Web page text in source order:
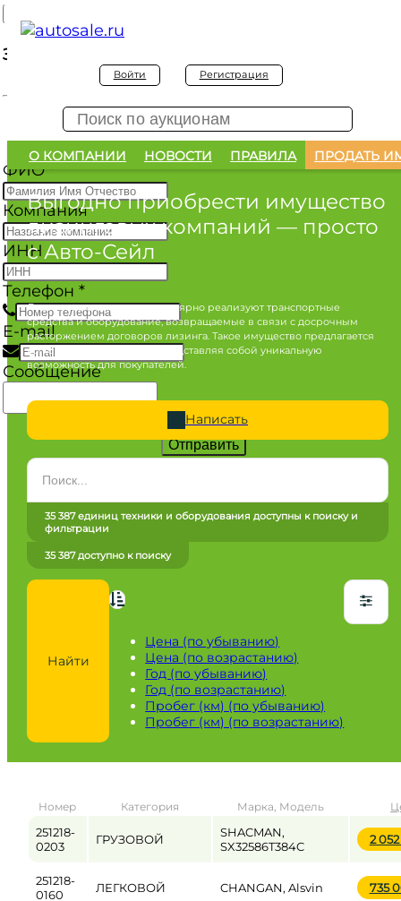
Войти Регистрация
О КОМПАНИИ НОВОСТИ ПРАВИЛА ПРОДАТЬ
Выгодно приобрести имущество
лизинговых компаний — просто
с Авто-Сейл
Лизинговые компании регулярно реализуют транспортные
средства и оборудование, возвращаемые в связи с досрочным
расторжением договоров лизинга. Такое имущество предлагается
по конкурентным ценам, представляя собой уникальную
возможность для покупателей.
Написать
Марка
Все марки
Город / регион
от до
Пробег / Наработка
Цена
Найти
Цена (по убыванию)
Цена (по возрастанию)
Год (по убыванию)
Год (по возрастанию)
Пробег (км) (по убыванию)
Пробег (км) (по возрастанию)
35 387 единиц техники и оборудования доступны к поиску и
фильтрации
35 387 доступно к поиску
Номер Категория Марка, Модель
251218-
0203
ГРУЗОВОЙ
SHACMAN,
SX32586T384C
2
251218-
0160
ЛЕГКОВОЙ CHANGAN, Alsvin 735
Заявка на покупку
Заявка на покупку изъятого а/м
ФИО*
Компания
ИНН
Телефон *
E-mail
Сообщение
Отправить